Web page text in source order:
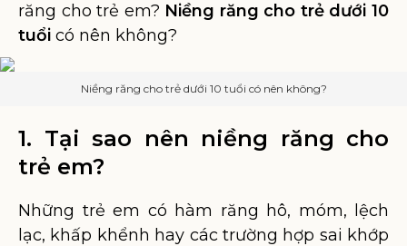
răng cho trẻ em? Niềng răng cho trẻ dưới 10
tuổi có nên không?
Niềng răng cho trẻ dưới 10 tuổi có nên không?
1. Tại sao nên niềng răng cho
trẻ em?
Những trẻ em có hàm răng hô, móm, lệch
lạc, khấp khểnh hay các trường hợp sai khớp